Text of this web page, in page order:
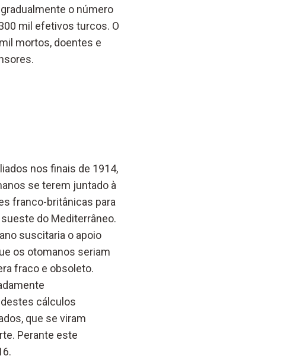
o número
mil efetivos turcos. O
mortos, doentes e
nos finais de 1914,
se terem juntado à
franco-britânicas para
do Mediterrâneo.
suscitaria o apoio
os otomanos seriam
fraco e obsoleto.
cálculos
que se viram
Perante este